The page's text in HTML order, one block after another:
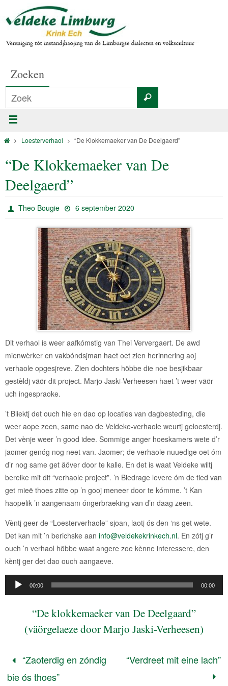
Zoeken
Loesterverhaol “De Klokkemaeker van De Deelgaerd”
“De Klokkemaeker van De
Deelgaerd”
Theo Bougie 6 september 2020
Dit verhaol is weer aafkómstig van Thei Ververgaert. De awd
mienwèrker en vakbóndsjman haet oet zien herinnering aoj
verhaole opgesjreve. Zien dochters höbbe die noe besjikbaar
gestèldj väör dit project. Marjo Jaski-Verheesen haet ’t weer väör
uch ingespraoke.
’t Bliektj det ouch hie en dao op locaties van dagbesteding, die
weer aope zeen, same nao de Veldeke-verhaole weurtj geloesterdj.
Det vènje weer ’n good idee. Sommige anger hoeskamers wete d’r
jaomer genóg nog neet van. Jaomer; de verhaole nuuedige oet óm
d’r nog same get äöver door te kalle. En det is waat Veldeke wiltj
bereike mit dit “verhaole project”. ’n Biedrage levere óm de tied van
get mieë thoes zitte op ’n gooj meneer door te kómme. ’t Kan
haopelik ’n aangenaam óngerbraeking van d’n daag zeen.
Vèntj geer de “Loesterverhaole” sjoan, laotj ós den ‘ns get wete.
Det kan mit ’n berichske aan info@veldekekrinkech.nl. En zótj g’r
ouch ’n verhaol höbbe waat angere zoe kènne interessere, den
kèntj ger det dao ouch aangaeve.
Audiospeler
00:00 00:00
“De klokkemaeker van De Deelgaard”
(väörgelaeze door Marjo Jaski-Verheesen)
“Zaoterdig en zóndig
bie ós thoes”
“Verdreet mit eine lach”